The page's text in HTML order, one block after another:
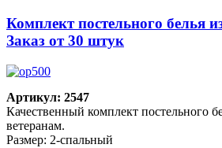
Комплект постельного белья
Заказ от 30 штук
Артикул: 2547
Качественный комплект постельного
ветеранам.
Размер: 2-спальный